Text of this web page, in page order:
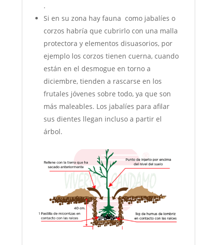
.
Si en su zona hay fauna como jabalíes o
corzos habría que cubrirlo con una malla
protectora y elementos disuasorios, por
ejemplo los corzos tienen cuerna, cuando
están en el desmogue en torno a
diciembre, tienden a rascarse en los
frutales jóvenes sobre todo, ya que son
más maleables. Los jabalíes para afilar
sus dientes llegan incluso a partir el
árbol.